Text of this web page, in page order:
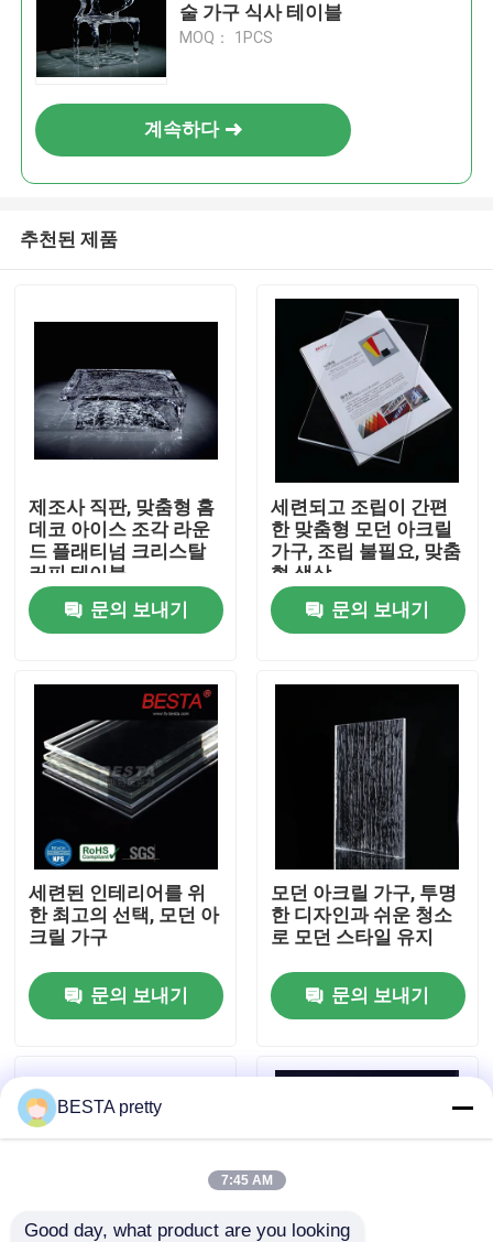
비디오
우리 에 관한 것
공장 투어
품질 관리
저희와 연락
뉴스
인용 을 요청 하십시오
술 가구 식사 테이블
MOQ： 1PCS
계속하다
추천된 제품
제조사 직판, 맞춤형 홈
데코 아이스 조각 라운
드 플래티넘 크리스탈
커피 테이블
문의 보내기
세련되고 조립이 간편
한 맞춤형 모던 아크릴
가구, 조립 불필요, 맞춤
형 색상
문의 보내기
세련된 인테리어를 위
한 최고의 선택, 모던 아
크릴 가구
문의 보내기
모던 아크릴 가구, 투명
한 디자인과 쉬운 청소
로 모던 스타일 유지
문의 보내기
BESTA pretty
7:45 AM
Good day, what product are you looking